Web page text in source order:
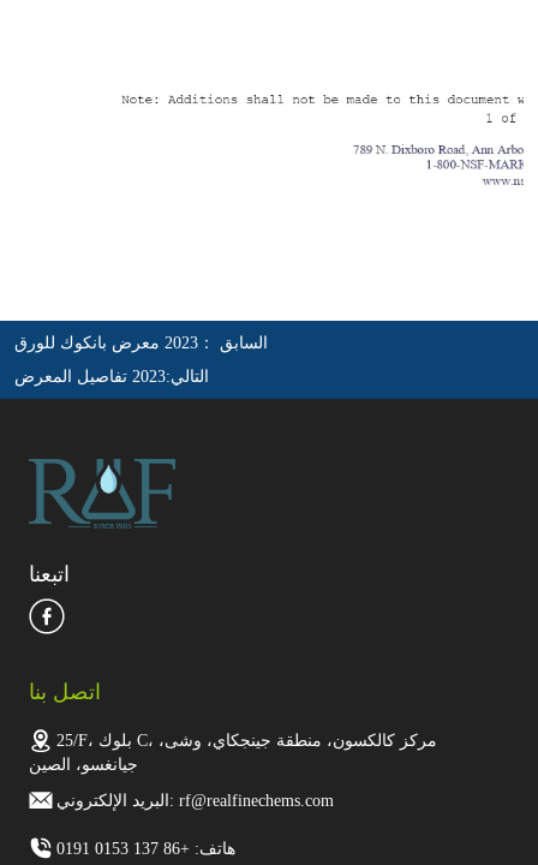
السابق ： 2023 معرض بانكوك للورق
التالي:2023 تفاصيل المعرض
اتبعنا
اتصل بنا
25/F، بلوك C، مركز كالكسون، منطقة جينجكاي، وشى،
جيانغسو، الصين
البريد الإلكتروني: rf@realfinechems.com
هاتف: +86 137 0153 0191